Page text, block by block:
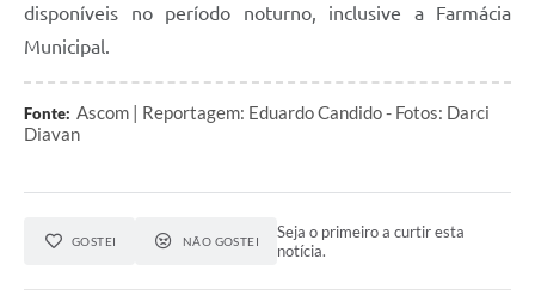
disponíveis no período noturno, inclusive a Farmácia
Municipal.
Fonte: Ascom | Reportagem: Eduardo Candido - Fotos: Darci
Diavan
GOSTEI NÃO GOSTEI
Seja o primeiro a curtir esta
notícia.